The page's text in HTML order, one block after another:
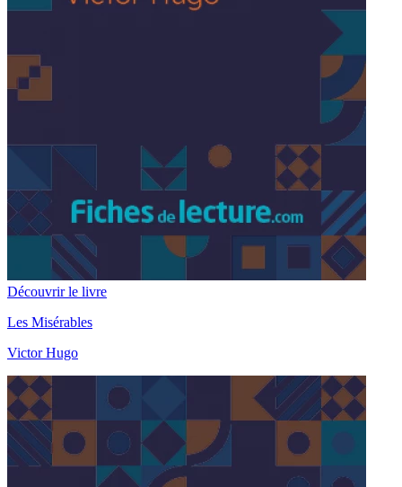
Découvrir le livre
Les Misérables
Victor Hugo